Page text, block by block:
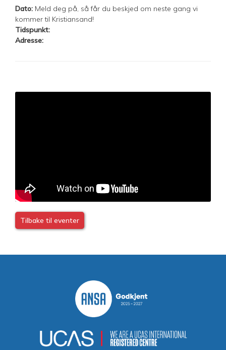
Dato: Meld deg på, så får du beskjed om neste gang vi
kommer til Kristiansand!
Tidspunkt:
Adresse:
Tilbake til eventer